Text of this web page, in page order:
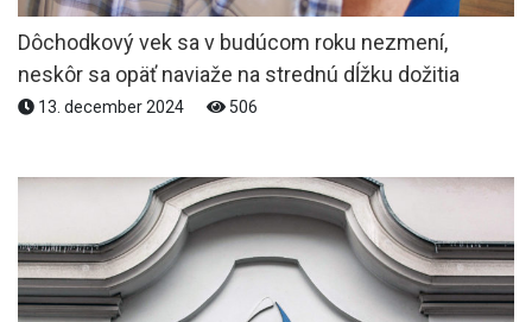
Dôchodkový vek sa v budúcom roku nezmení,
neskôr sa opäť naviaže na strednú dĺžku dožitia
13. december 2024 506